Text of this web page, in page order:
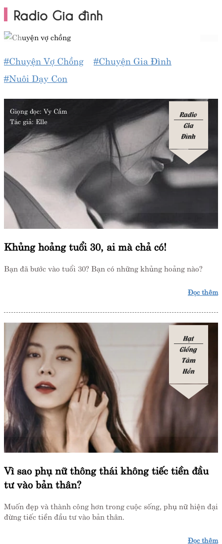
Radio Gia đình
#Chuyện Vợ Chồng
#Chuyện Gia Đình
#Nuôi Dạy Con
Giọng đọc: Vy Cầm
Tác giả: Elle
Radio
Gia
Đình
Khủng hoảng tuổi 30, ai mà chả có!
Bạn đã bước vào tuổi 30? Bạn có những khủng hoảng nào?
Đọc thêm
Hạt
Giống
Tâm
Hồn
Vì sao phụ nữ thông thái không tiếc tiền đầu
tư vào bản thân?
Muốn đẹp và thành công hơn trong cuộc sống, phụ nữ hiện đại
đừng tiếc tiền đầu tư vào bản thân.
Đọc thêm